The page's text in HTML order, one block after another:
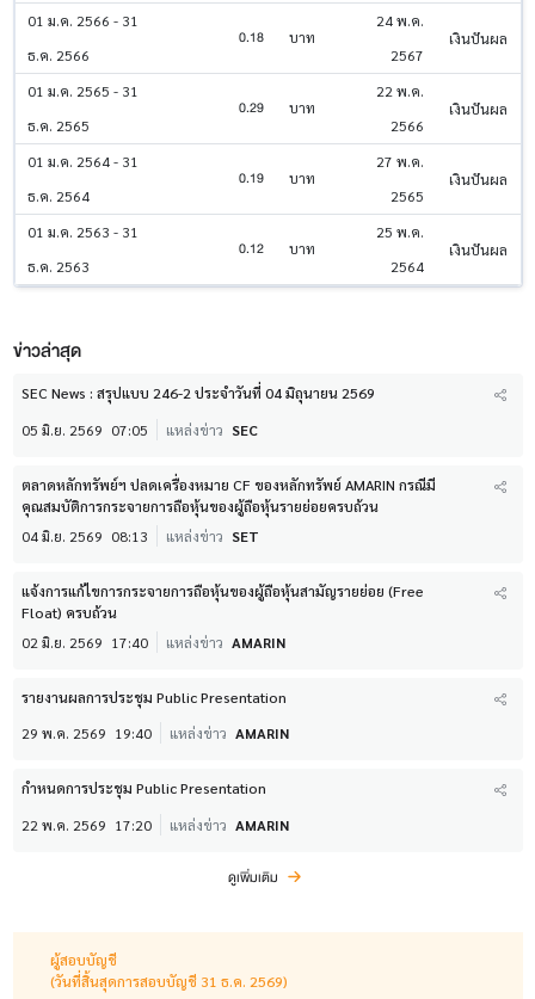
01 ม.ค. 2566 - 31
ธ.ค. 2566
0.18 บาท
24 พ.ค.
2567
เงินปันผล
01 ม.ค. 2565 - 31
ธ.ค. 2565
0.29 บาท
22 พ.ค.
2566
เงินปันผล
01 ม.ค. 2564 - 31
ธ.ค. 2564
0.19 บาท
27 พ.ค.
2565
เงินปันผล
01 ม.ค. 2563 - 31
ธ.ค. 2563
0.12 บาท
25 พ.ค.
2564
เงินปันผล
ข่าวล่าสุด
SEC News : สรุปแบบ 246-2 ประจำวันที่ 04 มิถุนายน 2569
05 มิ.ย. 2569 07:05 แหล่งข่าว SEC
ตลาดหลักทรัพย์ฯ ปลดเครื่องหมาย CF ของหลักทรัพย์ AMARIN กรณีมี
คุณสมบัติการกระจายการถือหุ้นของผู้ถือหุ้นรายย่อยครบถ้วน
04 มิ.ย. 2569 08:13 แหล่งข่าว SET
แจ้งการแก้ไขการกระจายการถือหุ้นของผู้ถือหุ้นสามัญรายย่อย (Free
Float) ครบถ้วน
02 มิ.ย. 2569 17:40 แหล่งข่าว AMARIN
รายงานผลการประชุม Public Presentation
29 พ.ค. 2569 19:40 แหล่งข่าว AMARIN
กำหนดการประชุม Public Presentation
22 พ.ค. 2569 17:20 แหล่งข่าว AMARIN
ดูเพิ่มเติม
ผู้สอบบัญชี
(วันที่สิ้นสุดการสอบบัญชี 31 ธ.ค. 2569)